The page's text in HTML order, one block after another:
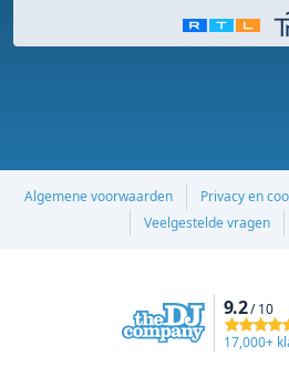
Algemene voorwaarden Privacy en
Veelgestelde vragen
9.2/ 10
17,000+